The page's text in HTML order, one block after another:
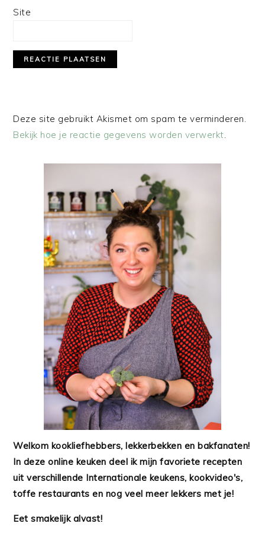
Site
Deze site gebruikt Akismet om spam te verminderen.
Bekijk hoe je reactie gegevens worden verwerkt.
Welkom kookliefhebbers, lekkerbekken en bakfanaten!
In deze online keuken deel ik mijn favoriete recepten
uit verschillende Internationale keukens, kookvideo's,
toffe restaurants en nog veel meer lekkers met je!
Eet smakelijk alvast!